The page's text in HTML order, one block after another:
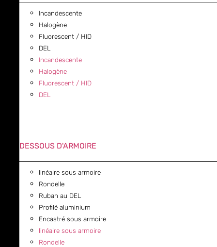
Incandescente
Halogène
Fluorescent / HID
DEL
Incandescente
Halogène
Fluorescent / HID
DEL
DESSOUS D'ARMOIRE
linéaire sous armoire
Rondelle
Ruban au DEL
Profilé aluminium
Encastré sous armoire
linéaire sous armoire
Rondelle